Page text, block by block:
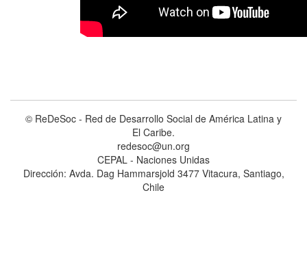
© ReDeSoc - Red de Desarrollo Social de América Latina y
El Caribe.
redesoc@un.org
CEPAL - Naciones Unidas
Dirección: Avda. Dag Hammarsjold 3477 Vitacura, Santiago,
Chile